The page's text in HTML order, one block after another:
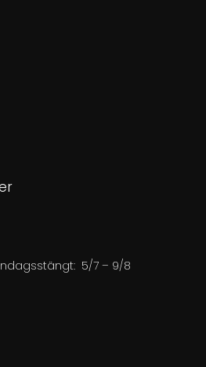
5/7 – 9/8